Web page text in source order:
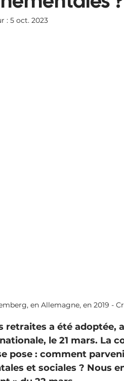
: 5 oct. 2023
en Allemagne, en 2019 -
retraites a été adoptée,
le 21 mars. La
pose : comment
et sociales ? Nous